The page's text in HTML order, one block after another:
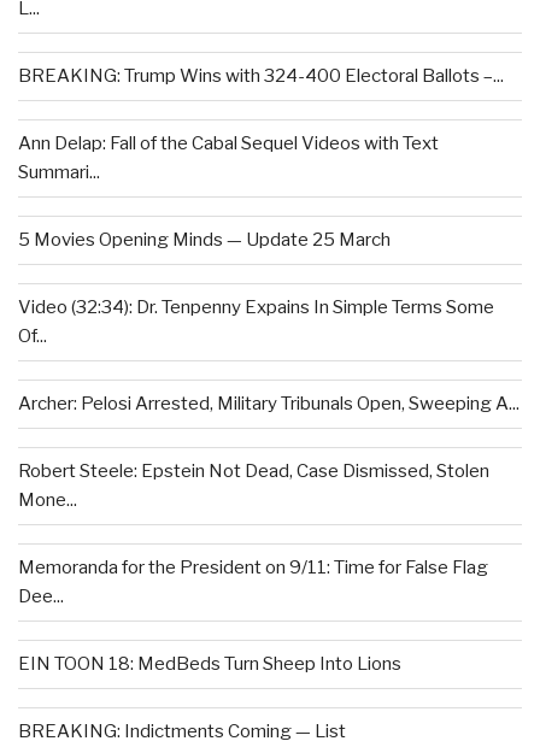
L...
BREAKING: Trump Wins with 324-400 Electoral Ballots –...
Ann Delap: Fall of the Cabal Sequel Videos with Text
Summari...
5 Movies Opening Minds — Update 25 March
Video (32:34): Dr. Tenpenny Expains In Simple Terms Some
Of...
Archer: Pelosi Arrested, Military Tribunals Open, Sweeping A...
Robert Steele: Epstein Not Dead, Case Dismissed, Stolen
Mone...
Memoranda for the President on 9/11: Time for False Flag
Dee...
EIN TOON 18: MedBeds Turn Sheep Into Lions
BREAKING: Indictments Coming — List